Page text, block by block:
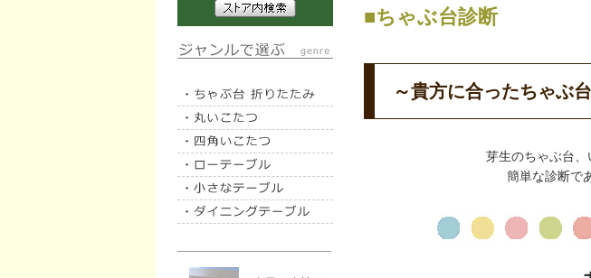
■ちゃぶ台診断
～貴方に合ったちゃぶ
芽生のちゃぶ台
簡単な診断で